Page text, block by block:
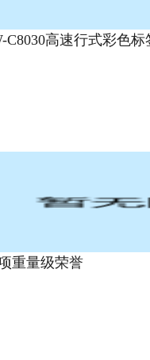
C8030高速行式彩色
重量级荣誉